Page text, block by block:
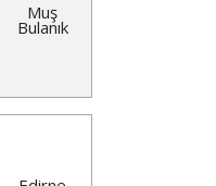
Muş
Bulanık